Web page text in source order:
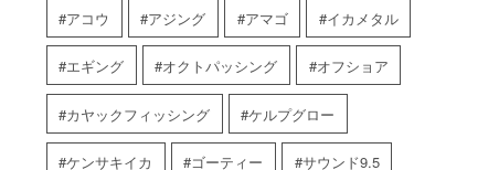
アコウ アジング アマゴ イカメタル
エギング オクトパッシング オフショア
カヤックフィッシング ケルプグロー
ケンサキイカ ゴーティー サウンド9.5